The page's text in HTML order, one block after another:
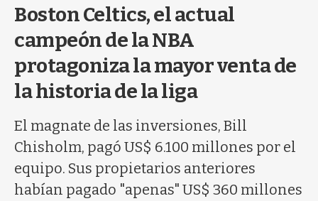
Boston Celtics, el actual
campeón de la NBA
protagoniza la mayor venta de
la historia de la liga
El magnate de las inversiones, Bill
Chisholm, pagó US$ 6.100 millones por el
equipo. Sus propietarios anteriores
habían pagado "apenas" US$ 360 millones